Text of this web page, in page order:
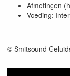
Afmetingen
Voeding:
© Smitsound